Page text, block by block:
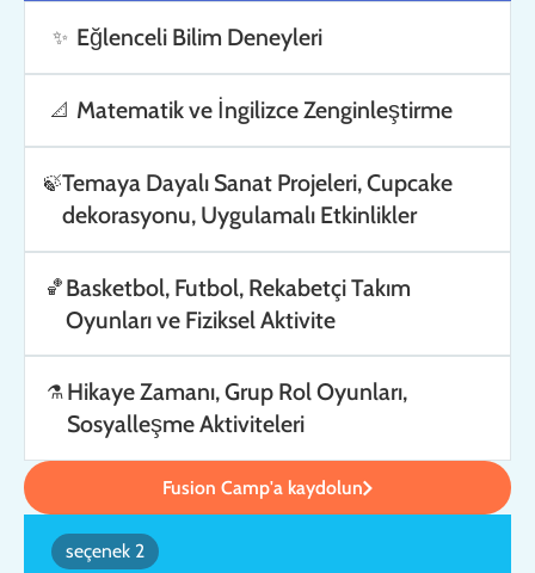
✨ Eğlenceli Bilim Deneyleri
📐 Matematik ve İngilizce Zenginleştirme
🍃Temaya Dayalı Sanat Projeleri, Cupcake
dekorasyonu, Uygulamalı Etkinlikler
🏀 Basketbol, ​​Futbol, ​​Rekabetçi Takım
Oyunları ve Fiziksel Aktivite
⚗️ Hikaye Zamanı, Grup Rol Oyunları,
Sosyalleşme Aktiviteleri
Fusion Camp'a kaydolun
seçenek 2